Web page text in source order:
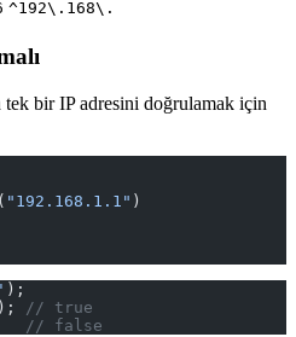
^192\.168\.
tek bir IP adresini doğrulamak için
"192.168.1.1" )
);
);
// true
// false